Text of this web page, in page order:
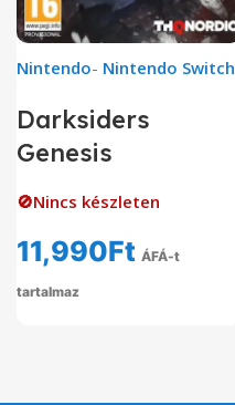
Nintendo- Nintendo Switch
Darksiders
Genesis
🚫Nincs készleten
11,990Ft ÁFÁ-t
tartalmaz